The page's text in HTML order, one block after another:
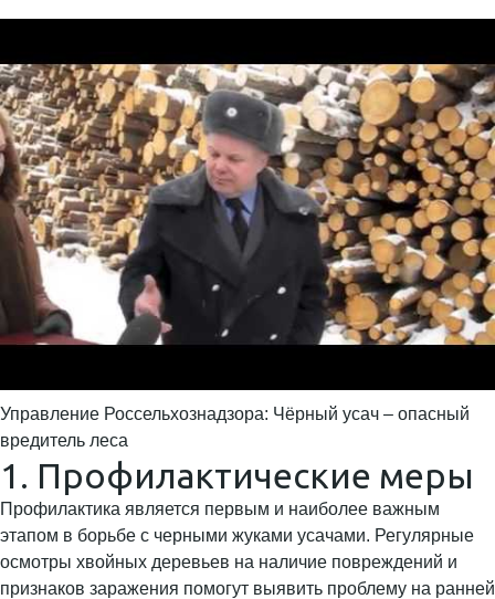
Управление Россельхознадзора: Чёрный усач – опасный
вредитель леса
1. Профилактические меры
Профилактика является первым и наиболее важным
этапом в борьбе с черными жуками усачами. Регулярные
осмотры хвойных деревьев на наличие повреждений и
признаков заражения помогут выявить проблему на ранней